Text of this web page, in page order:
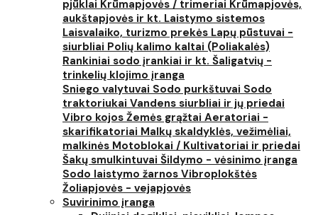
pjūklai Krūmapjovės / trimeriai Krūmapjovės,
aukštapjovės ir kt. Laistymo sistemos
Laisvalaiko, turizmo prekės Lapų pūstuvai -
siurbliai Polių kalimo kaltai (Poliakalės)
Rankiniai sodo įrankiai ir kt. Šaligatvių -
trinkelių klojimo įranga
Sniego valytuvai Sodo purkštuvai Sodo
traktoriukai Vandens siurbliai ir jų priedai
Vibro kojos Žemės grąžtai Aeratoriai -
skarifikatoriai Malkų skaldyklės, vežimėliai,
malkinės Motoblokai / Kultivatoriai ir priedai
Šakų smulkintuvai Šildymo - vėsinimo įranga
Sodo laistymo žarnos Vibroplokštės
Žoliapjovės - vejapjovės
Suvirinimo įranga